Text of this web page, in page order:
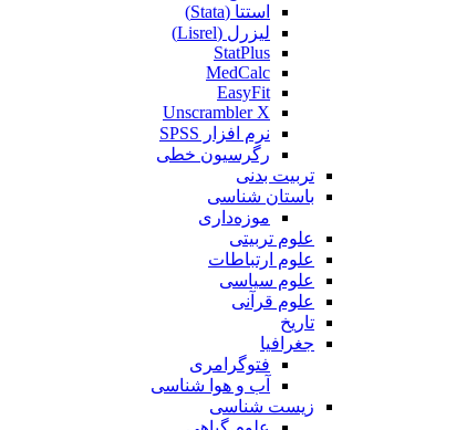
استتا (Stata)
لیزرل (Lisrel)
StatPlus
MedCalc
EasyFit
Unscrambler X
نرم افزار SPSS
رگرسیون خطی
تربیت بدنی
باستان شناسی
موزه‌داری
علوم تربیتی
علوم ارتباطات
علوم سیاسی
علوم قرآنی
تاریخ
جغرافیا
فتوگرامری
آب و هوا شناسی
زیست شناسی